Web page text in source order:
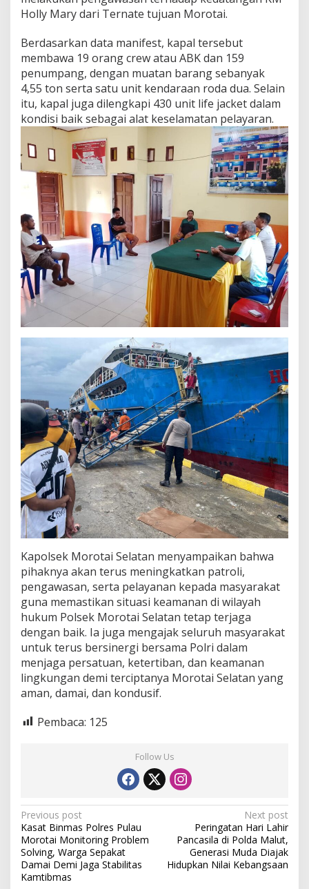
Holly Mary dari Ternate tujuan Morotai.
Berdasarkan data manifest, kapal tersebut
membawa 19 orang crew atau ABK dan 159
penumpang, dengan muatan barang sebanyak
4,55 ton serta satu unit kendaraan roda dua. Selain
itu, kapal juga dilengkapi 430 unit life jacket dalam
kondisi baik sebagai alat keselamatan pelayaran.
Kapolsek Morotai Selatan menyampaikan bahwa
pihaknya akan terus meningkatkan patroli,
pengawasan, serta pelayanan kepada masyarakat
guna memastikan situasi keamanan di wilayah
hukum Polsek Morotai Selatan tetap terjaga
dengan baik. Ia juga mengajak seluruh masyarakat
untuk terus bersinergi bersama Polri dalam
menjaga persatuan, ketertiban, dan keamanan
lingkungan demi terciptanya Morotai Selatan yang
aman, damai, dan kondusif.
Pembaca: 125
Follow Us
P
o
s
t
Previous post
Kasat Binmas Polres Pulau
Morotai Monitoring Problem
Solving, Warga Sepakat
Damai Demi Jaga Stabilitas
Kamtibmas
Next post
Peringatan Hari Lahir
Pancasila di Polda Malut,
Generasi Muda Diajak
Hidupkan Nilai Kebangsaan